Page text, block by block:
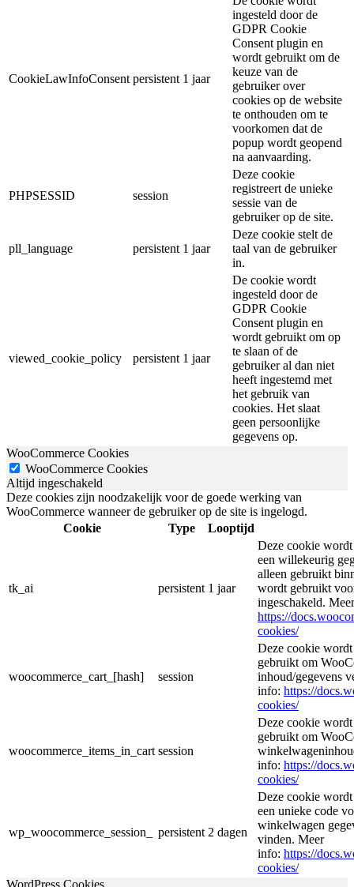
CookieLawInfoConsent persistent 1 jaar
ingesteld door de
GDPR Cookie
Consent plugin en
wordt gebruikt om de
keuze van de
gebruiker over
cookies op de website
te onthouden om te
voorkomen dat de
popup wordt geopend
na aanvaarding.
PHPSESSID session
Deze cookie
registreert de unieke
sessie van de
gebruiker op de site.
pll_language persistent 1 jaar
Deze cookie stelt de
taal van de gebruiker
in.
viewed_cookie_policy persistent 1 jaar
De cookie wordt
ingesteld door de
GDPR Cookie
Consent plugin en
wordt gebruikt om op
te slaan of de
gebruiker al dan niet
heeft ingestemd met
het gebruik van
cookies. Het slaat
geen persoonlijke
gegevens op.
WooCommerce Cookies
WooCommerce Cookies
Altijd ingeschakeld
Deze cookies zijn noodzakelijk voor de goede werking van
WooCommerce wanneer de gebruiker op de site is ingelogd.
Cookie
Type Looptijd
tk_ai persistent 1 jaar
Deze cookie
een willekeurig
alleen gebruikt
wordt gebruikt
ingeschakeld.
https://
cookies/
woocommerce_cart_[hash] session
Deze cookie
gebruikt om
inhoud/gegevens
info: https://
cookies/
woocommerce_items_in_cart session
Deze cookie
gebruikt om
info: https://
cookies/
wp_woocommerce_session_ persistent 2 dagen
Deze cookie
een unieke code
winkelwagen
vinden. Meer
info: https://
cookies/